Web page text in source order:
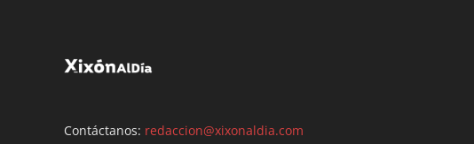
Contáctanos: redaccion@xixonaldia.com